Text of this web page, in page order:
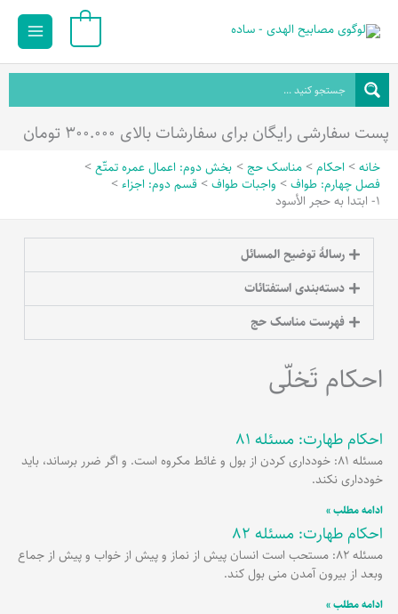
محتوا
Main
پست سفارشی رایگان برای سفارشات بالای ۳۰۰.۰۰۰ تومان
خانه احکام مناسک حج
بخش دوم: اعمال عمره تمتّع
فصل چهارم: طواف
واجبات طواف
قسم دوم: اجزاء
1- ابتدا به حجر الأسود
رسالۀ توضیح المسائل
دسته‌بندی استفتائات
فهرست مناسک حج
احکام تَخلّی
احکام طهارت: مسئله 81
مسئله 81: خودداری کردن از بول و غائط مکروه است. و اگر ضرر برساند، باید
خودداری نکند.
ادامه مطلب »
احکام طهارت: مسئله 82
مسئله 82: مستحب است انسان پیش از نماز و پیش از خواب و پیش از جماع
وبعد از بیرون آمدن منی بول کند.
ادامه مطلب »
برگهبرگهبرگه